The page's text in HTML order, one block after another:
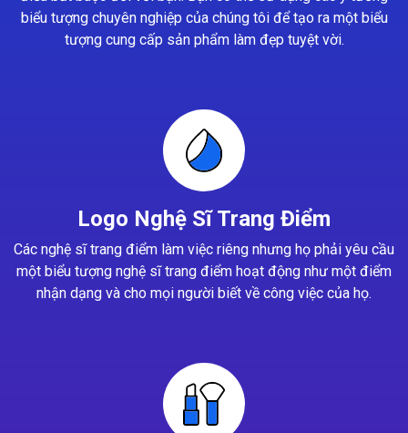
biểu tượng chuyên nghiệp của chúng tôi để tạo ra một biểu
tượng cung cấp sản phẩm làm đẹp tuyệt vời.
Logo Nghệ Sĩ Trang Điểm
Các nghệ sĩ trang điểm làm việc riêng nhưng họ phải yêu cầu
một biểu tượng nghệ sĩ trang điểm hoạt động như một điểm
nhận dạng và cho mọi người biết về công việc của họ.